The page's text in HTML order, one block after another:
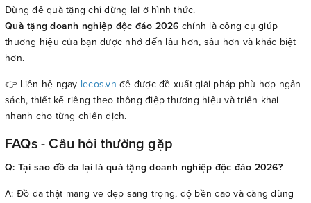
Đừng để quà tặng chỉ dừng lại ở hình thức.
Quà tặng doanh nghiệp độc đáo 2026 chính là công cụ giúp
thương hiệu của bạn được nhớ đến lâu hơn, sâu hơn và khác biệt
hơn.
👉 Liên hệ ngay lecos.vn để được đề xuất giải pháp phù hợp ngân
sách, thiết kế riêng theo thông điệp thương hiệu và triển khai
nhanh cho từng chiến dịch.
FAQs - Câu hỏi thường gặp
Q: Tại sao đồ da lại là quà tặng doanh nghiệp độc đáo 2026?
A: Đồ da thật mang vẻ đẹp sang trọng, độ bền cao và càng dùng